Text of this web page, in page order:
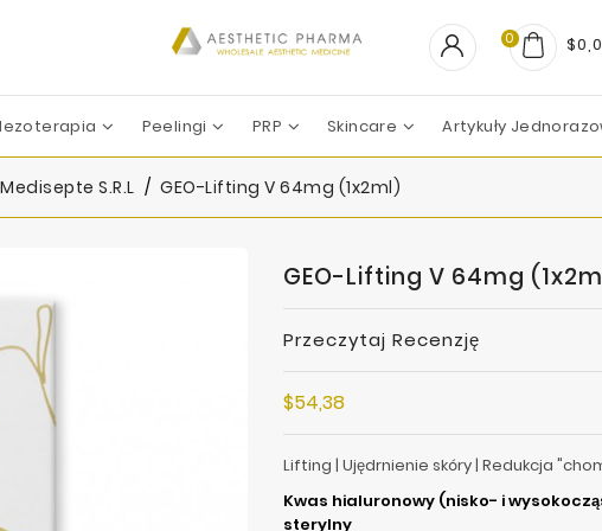
0
Peelingi PRP Skincare Artykuły
Medisepte S.R.L GEO-Lifting V 64mg (1x2ml)
GEO-Lifting V 64mg
Przeczytaj Recenzję
$54,38
Lifting | Ujędrnienie skóry | Redukcja
Kwas hialuronowy (nisko- i
sterylny